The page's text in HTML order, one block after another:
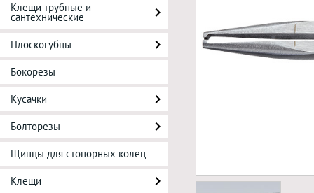
Клещи трубные и
сантехнические
Плоскогубцы
Бокорезы
Кусачки
Болторезы
Щипцы для стопорных колец
Клещи